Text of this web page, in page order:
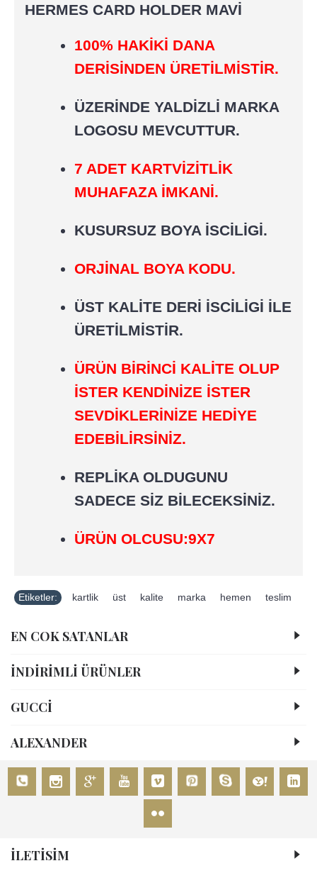
HERMES CARD HOLDER MAVİ
100% HAKİKİ DANA
DERİSİNDEN ÜRETİLMİSTİR.
ÜZERİNDE YALDİZLİ MARKA
LOGOSU MEVCUTTUR.
7 ADET KARTVİZİTLİK
MUHAFAZA İMKANİ.
KUSURSUZ BOYA İSCİLİGİ.
ORJİNAL BOYA KODU.
ÜST KALİTE DERİ İSCİLİGİ İLE
ÜRETİLMİSTİR.
ÜRÜN BİRİNCİ KALİTE OLUP
İSTER KENDİNİZE İSTER
SEVDİKLERİNİZE HEDİYE
EDEBİLİRSİNİZ.
REPLİKA OLDUGUNU
SADECE SİZ BİLECEKSİNİZ.
ÜRÜN OLCUSU:9X7
Etiketler: kartlik üst kalite marka hemen teslim
EN COK SATANLAR
İNDİRİMLİ ÜRÜNLER
GUCCİ
ALEXANDER
İLETİSİM